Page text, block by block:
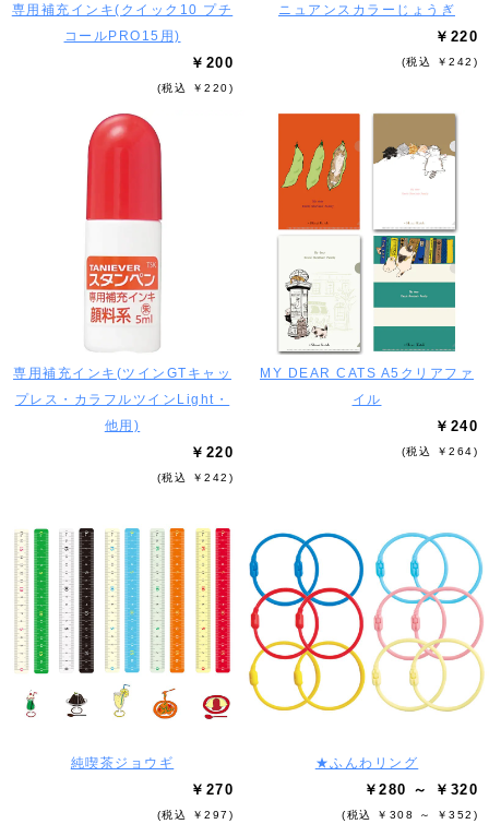
専用補充インキ(クイック10 プチ
コールPRO15用)
￥200
(税込 ￥220)
ニュアンスカラーじょうぎ
￥220
(税込 ￥242)
専用補充インキ(ツインGTキャッ
プレス・カラフルツインLight・
他用)
￥220
(税込 ￥242)
MY DEAR CATS A5クリアファ
イル
￥240
(税込 ￥264)
純喫茶ジョウギ
￥270
(税込 ￥297)
★ふんわリング
￥280 ～ ￥320
(税込 ￥308 ～ ￥352)